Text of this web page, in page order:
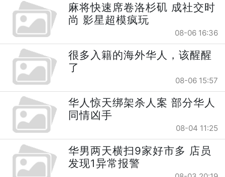
麻将快速席卷洛杉矶 成社交时
尚 影星超模疯玩
08-06 16:36
很多入籍的海外华人，该醒醒
了
08-06 15:57
华人惊天绑架杀人案 部分华人
同情凶手
08-04 11:25
华男两天横扫9家好市多 店员
发现1异常报警